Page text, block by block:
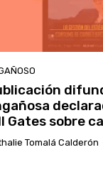
Gates sobre
Tomalá Calderón